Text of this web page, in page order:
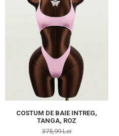
COSTUM DE BAIE INTREG,
TANGA, ROZ
375,99 Lei